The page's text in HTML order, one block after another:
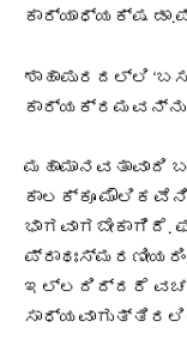
ಕಾರ್ಯಾಧ್ಯಕ್ಷ
ಶಾಹಾಪುರದಲ್ಲಿ
ಕಾರ್ಯಕ್ರಮವನ್ನು
ಕಾಲಕ್ಕೂ
ಇಲ್ಲದಿದ್ದರೆ